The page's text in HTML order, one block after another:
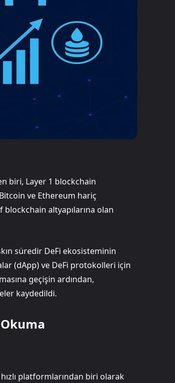
biri, Layer 1 blockchain
ve Ethereum hariç
altyapılarına olan
süredir DeFi ekosisteminin
(dApp) ve DeFi protokolleri için
geçişin ardından,
kaydedildi.
platformlarından biri olarak